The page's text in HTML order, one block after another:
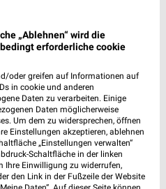
„Ablehnen“ wird die
erforderliche cookie
oder greifen auf Informationen auf
in cookie und anderen
Daten zu verarbeiten. Einige
Daten möglicherweise
Um dem zu widersprechen, öffnen
Einstellungen akzeptieren, ablehnen
„Einstellungen verwalten“
Schaltfläche in der linken
Ihre Einwilligung zu widerrufen,
den Link in der Fußzeile der Website